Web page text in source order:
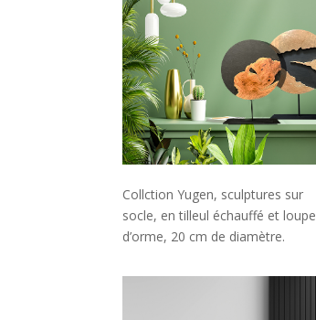
Collction Yugen, sculptures sur
socle, en tilleul échauffé et loupe
d’orme, 20 cm de diamètre.